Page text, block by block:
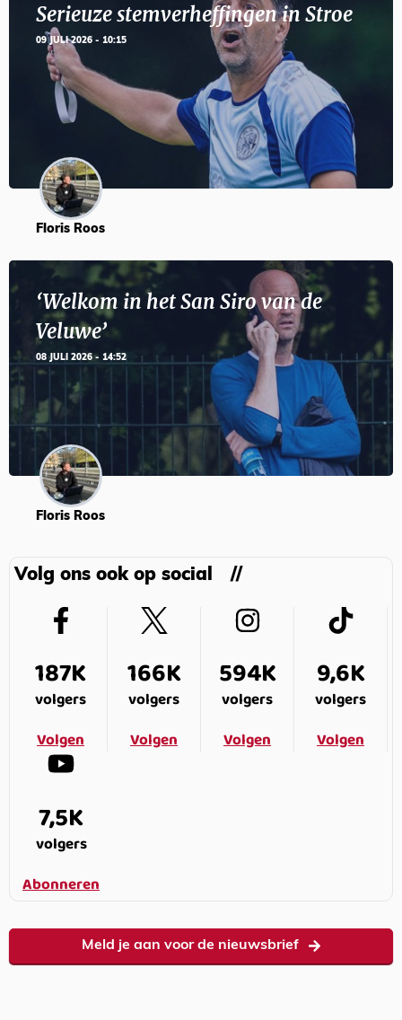
Serieuze stemverheffingen in Stroe
09 JULI 2026 - 10:15
Floris Roos
‘Welkom in het San Siro van de
Veluwe’
08 JULI 2026 - 14:52
Floris Roos
Volg ons ook op social
187K
volgers
Volgen
166K
volgers
Volgen
594K
volgers
Volgen
9,6K
volgers
Volgen
7,5K
volgers
Abonneren
Meld je aan voor de nieuwsbrief